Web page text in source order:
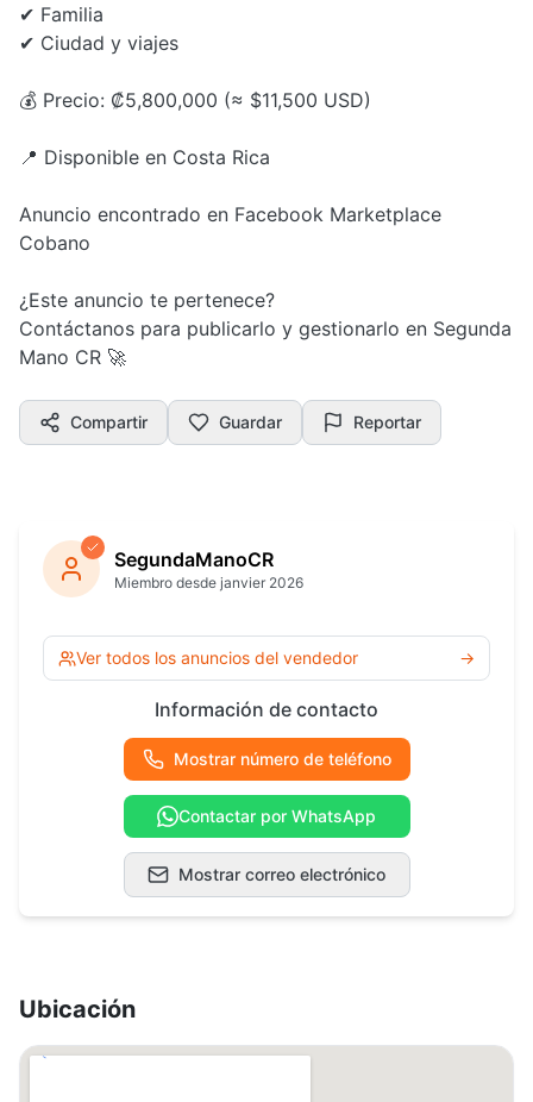
✔ Familia
✔ Ciudad y viajes
💰 Precio: ₡5,800,000 (≈ $11,500 USD)
📍 Disponible en Costa Rica
Anuncio encontrado en Facebook Marketplace
Cobano
¿Este anuncio te pertenece?
Contáctanos para publicarlo y gestionarlo en Segunda
Mano CR 🚀
Compartir Guardar Reportar
SegundaManoCR
Miembro desde janvier 2026
Ver todos los anuncios del vendedor →
Información de contacto
Mostrar número de teléfono
Contactar por WhatsApp
Mostrar correo electrónico
Ubicación